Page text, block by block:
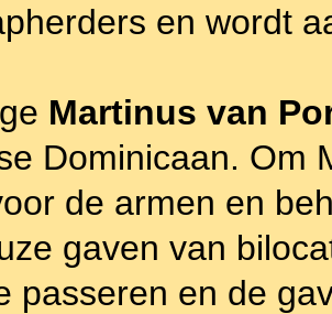
en wordt
Martinus van
Dominicaan. Om
de armen en
gaven van
passeren en de